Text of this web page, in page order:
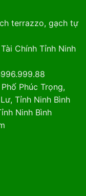
terrazzo, gạch tự
Chính Tỉnh Ninh
Phúc Trọng,
Tỉnh Ninh Bình
Ninh Bình